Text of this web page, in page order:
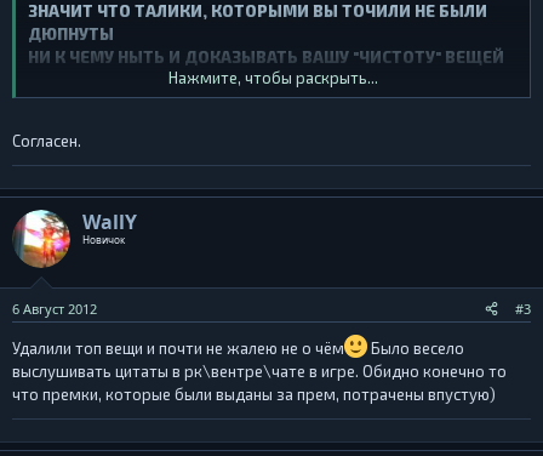
ЗНАЧИТ ЧТО ТАЛИКИ, КОТОРЫМИ ВЫ ТОЧИЛИ НЕ БЫЛИ
ДЮПНУТЫ
НИ К ЧЕМУ НЫТЬ И ДОКАЗЫВАТЬ ВАШУ "ЧИСТОТУ" ВЕЩЕЙ
я кончил
Нажмите, чтобы раскрыть...
Согласен.
WallY
Новичок
6 Август 2012 #3
Удалили топ вещи и почти не жалею не о чём
Было весело
выслушивать цитаты в рк\вентре\чате в игре. Обидно конечно то
что премки, которые были выданы за прем, потрачены впустую)